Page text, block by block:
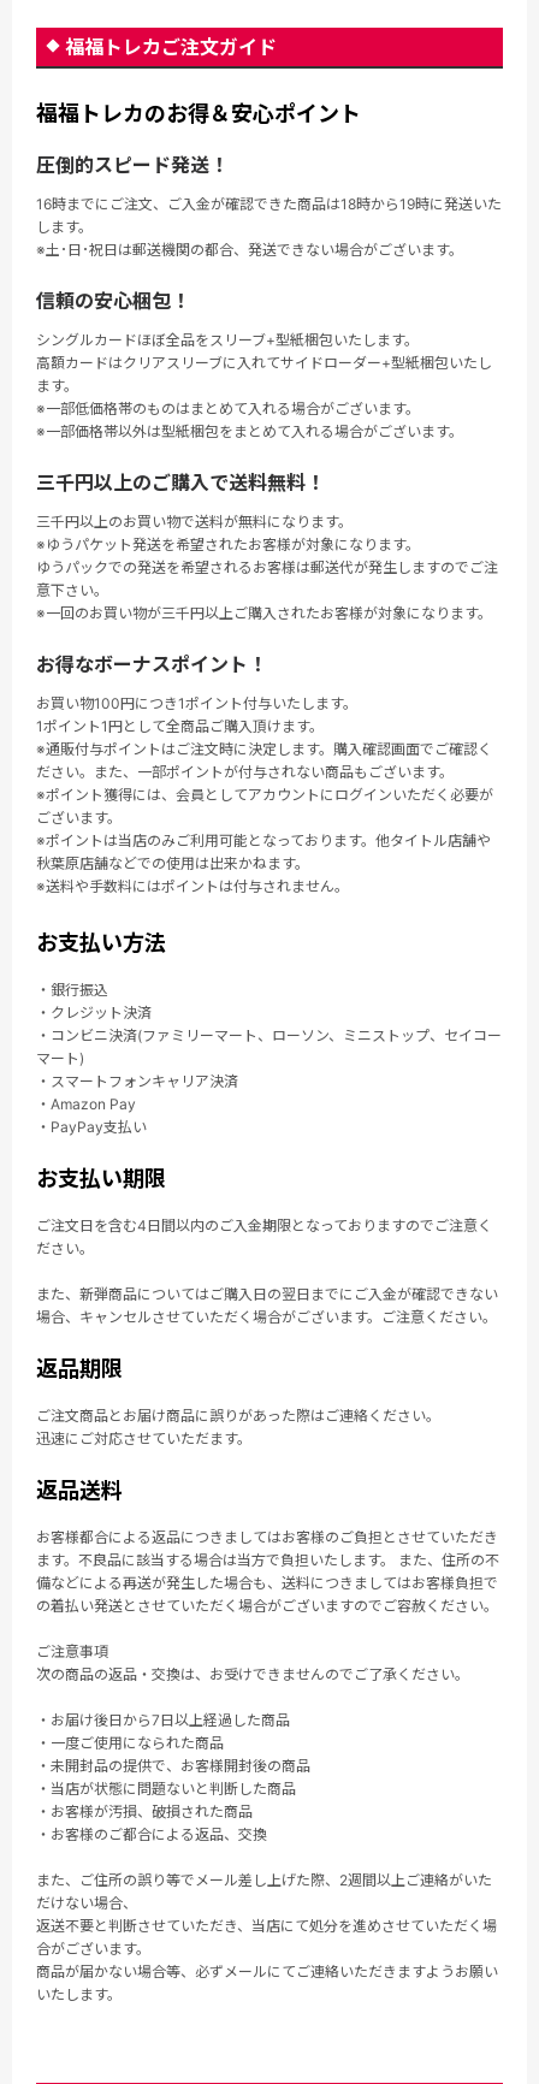
福福トレカご注文ガイド
福福トレカのお得＆安心ポイント
圧倒的スピード発送！
16時までにご注文、ご入金が確認できた商品は18時から19時に発送いた
します。
※土･日･祝日は郵送機関の都合、発送できない場合がございます。
信頼の安心梱包！
シングルカードほぼ全品をスリーブ+型紙梱包いたします。
高額カードはクリアスリーブに入れてサイドローダー+型紙梱包いたし
ます。
※一部低価格帯のものはまとめて入れる場合がございます。
※一部価格帯以外は型紙梱包をまとめて入れる場合がございます。
三千円以上のご購入で送料無料！
三千円以上のお買い物で送料が無料になります。
※ゆうパケット発送を希望されたお客様が対象になります。
ゆうパックでの発送を希望されるお客様は郵送代が発生しますのでご注
意下さい。
※一回のお買い物が三千円以上ご購入されたお客様が対象になります。
お得なボーナスポイント！
お買い物100円につき1ポイント付与いたします。
1ポイント1円として全商品ご購入頂けます。
※通販付与ポイントはご注文時に決定します。購入確認画面でご確認く
ださい。また、一部ポイントが付与されない商品もございます。
※ポイント獲得には、会員としてアカウントにログインいただく必要が
ございます。
※ポイントは当店のみご利用可能となっております。他タイトル店舗や
秋葉原店舗などでの使用は出来かねます。
※送料や手数料にはポイントは付与されません。
お支払い方法
・銀行振込
・クレジット決済
・コンビニ決済(ファミリーマート、ローソン、ミニストップ、セイコー
マート)
・スマートフォンキャリア決済
・Amazon Pay
・PayPay支払い
お支払い期限
ご注文日を含む4日間以内のご入金期限となっておりますのでご注意く
ださい。
また、新弾商品についてはご購入日の翌日までにご入金が確認できない
場合、キャンセルさせていただく場合がございます。ご注意ください。
返品期限
ご注文商品とお届け商品に誤りがあった際はご連絡ください。
迅速にご対応させていただます。
返品送料
お客様都合による返品につきましてはお客様のご負担とさせていただき
ます。不良品に該当する場合は当方で負担いたします。 また、住所の不
備などによる再送が発生した場合も、送料につきましてはお客様負担で
の着払い発送とさせていただく場合がございますのでご容赦ください。
ご注意事項
次の商品の返品・交換は、お受けできませんのでご了承ください。
・お届け後日から7日以上経過した商品
・一度ご使用になられた商品
・未開封品の提供で、お客様開封後の商品
・当店が状態に問題ないと判断した商品
・お客様が汚損、破損された商品
・お客様のご都合による返品、交換
また、ご住所の誤り等でメール差し上げた際、2週間以上ご連絡がいた
だけない場合、
返送不要と判断させていただき、当店にて処分を進めさせていただく場
合がございます。
商品が届かない場合等、必ずメールにてご連絡いただきますようお願い
いたします。